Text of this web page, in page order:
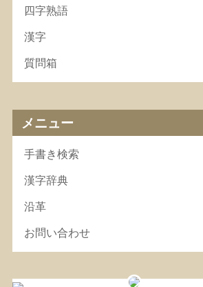
四字熟語
漢字
質問箱
メニュー
手書き検索
漢字辞典
沿革
お問い合わせ